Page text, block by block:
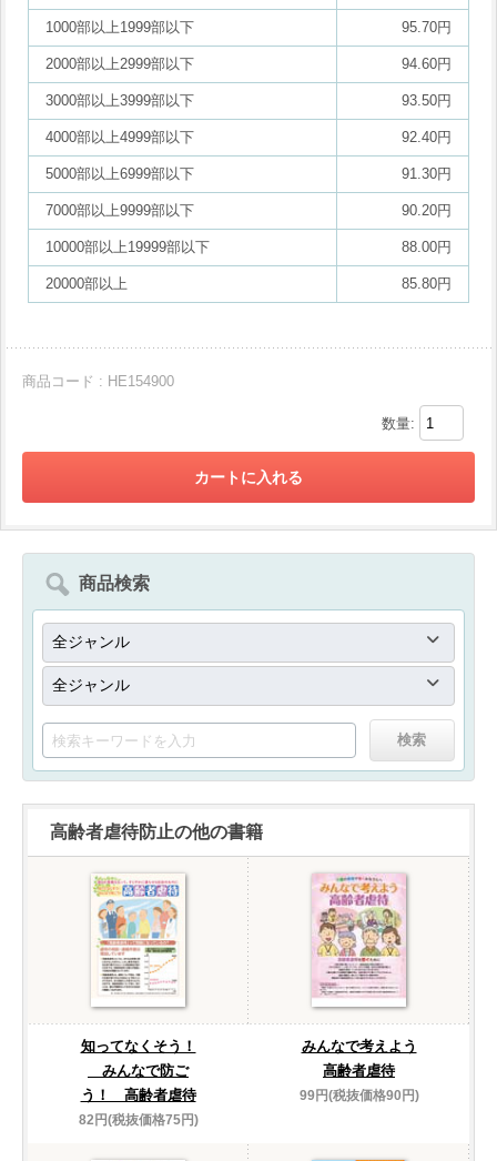
1000部以上1999部以下 95.70円
2000部以上2999部以下 94.60円
3000部以上3999部以下 93.50円
4000部以上4999部以下 92.40円
5000部以上6999部以下 91.30円
7000部以上9999部以下 90.20円
10000部以上19999部以下 88.00円
20000部以上 85.80円
商品コード : HE154900
数量:
商品検索
高齢者虐待防止の他の書籍
知ってなくそう！
みんなで防ご
う！ 高齢者虐待
82円(税抜価格75円)
みんなで考えよう
高齢者虐待
99円(税抜価格90円)